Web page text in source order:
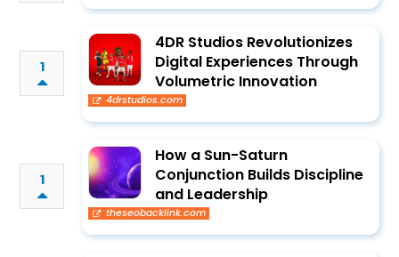
1
4DR Studios Revolutionizes
Digital Experiences Through
Volumetric Innovation
4drstudios.com
1
How a Sun-Saturn
Conjunction Builds Discipline
and Leadership
theseobacklink.com